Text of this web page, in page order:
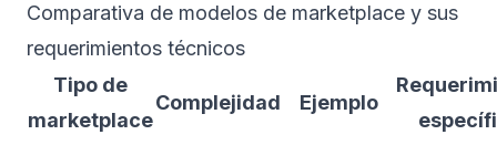
Comparativa de modelos de marketplace y sus
requerimientos técnicos
Tipo de
marketplace
Complejidad Ejemplo